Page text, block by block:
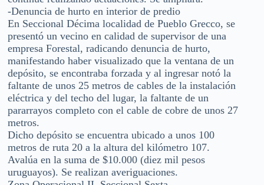
-Denuncia de hurto en interior de predio
En Seccional Décima localidad de Pueblo Grecco, se
presentó un vecino en calidad de supervisor de una
empresa Forestal, radicando denuncia de hurto,
manifestando haber visualizado que la ventana de un
depósito, se encontraba forzada y al ingresar notó la
faltante de unos 25 metros de cables de la instalación
eléctrica y del techo del lugar, la faltante de un
pararrayos completo con el cable de cobre de unos 27
metros.
Dicho depósito se encuentra ubicado a unos 100
metros de ruta 20 a la altura del kilómetro 107.
Avalúa en la suma de $10.000 (diez mil pesos
uruguayos). Se realizan averiguaciones.